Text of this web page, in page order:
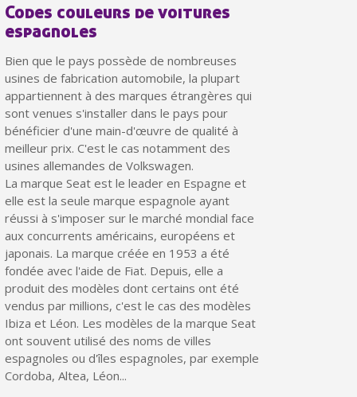
Inscription à la newsletter : 5€ de réduction
Livraison sous 24 h en France Métropolitaine
Livraison offerte en France métropolitaine pour 250€ d'achats
Paiement en 4x sans frais dès 30€ d'achats
Votre devis en ligne en moins d'1 minute
Codes couleurs de voitures
espagnoles
Bien que le pays possède de nombreuses
usines de fabrication automobile, la plupart
appartiennent à des marques étrangères qui
sont venues s'installer dans le pays pour
bénéficier d'une main-d'œuvre de qualité à
meilleur prix. C'est le cas notamment des
usines allemandes de Volkswagen.
La marque Seat est le leader en Espagne et
elle est la seule marque espagnole ayant
réussi à s'imposer sur le marché mondial face
aux concurrents américains, européens et
japonais. La marque créée en 1953 a été
fondée avec l'aide de Fiat. Depuis, elle a
produit des modèles dont certains ont été
vendus par millions, c'est le cas des modèles
Ibiza et Léon. Les modèles de la marque Seat
ont souvent utilisé des noms de villes
espagnoles ou d'îles espagnoles, par exemple
Cordoba, Altea, Léon...